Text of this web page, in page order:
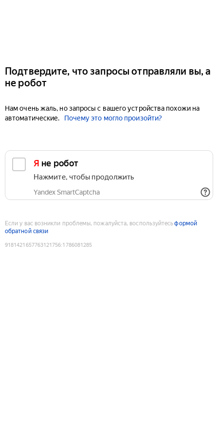
Подтвердите, что запросы отправляли вы, а
не робот
Нам очень жаль, но запросы с вашего устройства похожи на
автоматические.
Почему это могло произойти?
Я не робот
Нажмите, чтобы продолжить
Yandex SmartCaptcha
Если у вас возникли проблемы, пожалуйста, воспользуйтесьформой
обратной связи
9181421657763121756:1786081285